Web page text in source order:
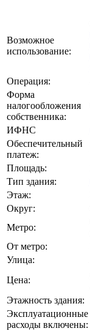
Возможное
использование:
Операция:
Форма
налогообложения
собственника:
ИФНС
Обеспечительный
платеж:
Площадь:
Тип здания:
Этаж:
Округ:
Метро:
От метро:
Улица:
Цена:
Этажность здания:
Эксплуатационные
расходы включены: